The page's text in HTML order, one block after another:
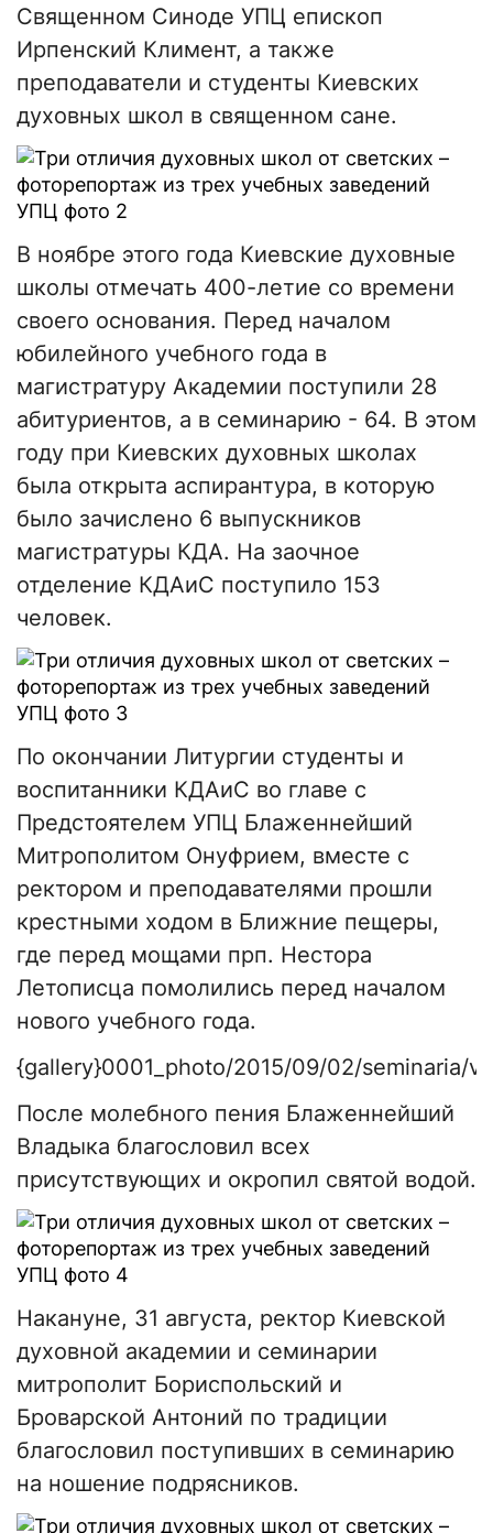
Священном Синоде УПЦ епископ
Ирпенский Климент, а также
преподаватели и студенты Киевских
духовных школ в священном сане.
В ноябре этого года Киевские духовные
школы отмечать 400-летие со времени
своего основания. Перед началом
юбилейного учебного года в
магистратуру Академии поступили 28
абитуриентов, а в семинарию - 64. В этом
году при Киевских духовных школах
была открыта аспирантура, в которую
было зачислено 6 выпускников
магистратуры КДА. На заочное
отделение КДАиС поступило 153
человек.
По окончании Литургии студенты и
воспитанники КДАиС во главе с
Предстоятелем УПЦ Блаженнейший
Митрополитом Онуфрием, вместе с
ректором и преподавателями прошли
крестными ходом в Ближние пещеры,
где перед мощами прп. Нестора
Летописца помолились перед началом
нового учебного года.
{gallery}0001_photo/2015/09/02/seminaria/
После молебного пения Блаженнейший
Владыка благословил всех
присутствующих и окропил святой водой.
Накануне, 31 августа, ректор Киевской
духовной академии и семинарии
митрополит Бориспольский и
Броварской Антоний по традиции
благословил поступивших в семинарию
на ношение подрясников.